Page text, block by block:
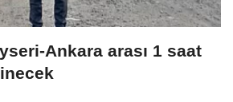
Ankara arası 1 saat